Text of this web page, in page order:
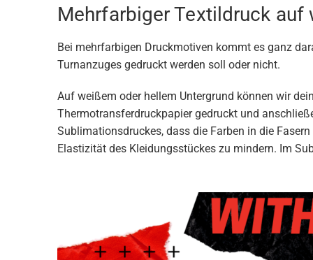
Mehrfarbiger Textildruck
Bei mehrfarbigen Druckmotiven kommt es ganz
Turnanzuges gedruckt werden soll oder nicht.
Auf weißem oder hellem Untergrund können wir
Thermotransferdruckpapier gedruckt und
Sublimationsdruckes, dass die Farben in die
Elastizität des Kleidungsstückes zu mindern. Im